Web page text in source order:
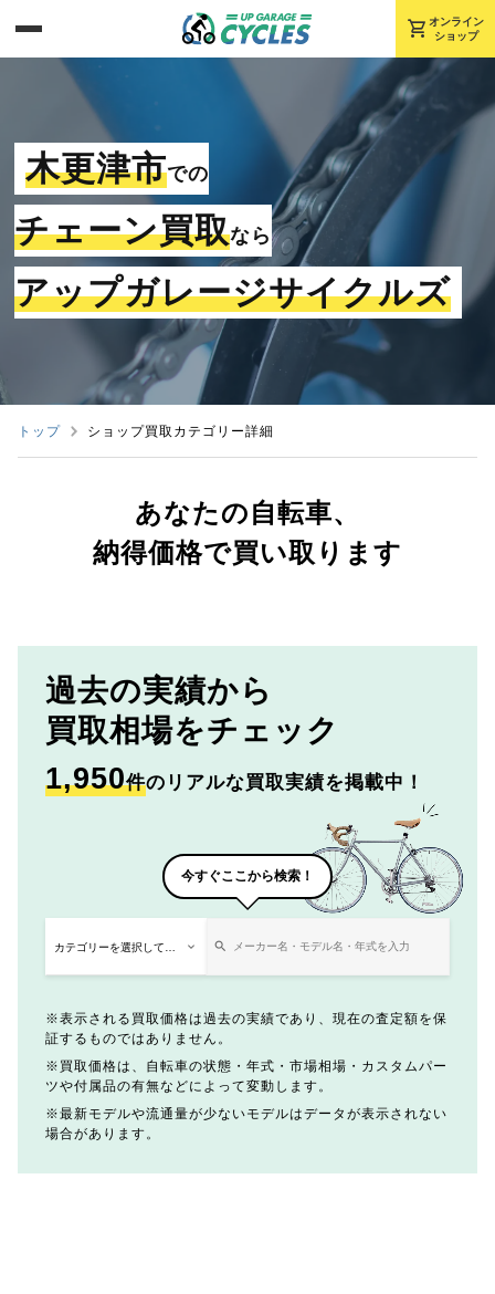
shopping_cart オンライン
ショップ
木更津市での
チェーン買取なら
アップガレージサイクルズ
トップ ショップ買取カテゴリー詳細
あなたの自転車、
納得価格で買い取ります
過去の実績から
買取相場をチェック
1,950件のリアルな買取実績を掲載中！
今すぐここから検索！
表示される買取価格は過去の実績であり、現在の査定額を保
証するものではありません。
買取価格は、自転車の状態・年式・市場相場・カスタムパー
ツや付属品の有無などによって変動します。
最新モデルや流通量が少ないモデルはデータが表示されない
場合があります。